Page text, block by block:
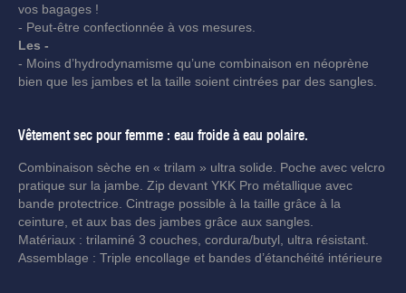
vos bagages !
- Peut-être confectionnée à vos mesures.
Les -
- Moins d’hydrodynamisme qu’une combinaison en néoprène
bien que les jambes et la taille soient cintrées par des sangles.
Vêtement sec pour femme : eau froide à eau polaire.
Combinaison sèche en « trilam » ultra solide. Poche avec velcro
pratique sur la jambe. Zip devant YKK Pro métallique avec
bande protectrice. Cintrage possible à la taille grâce à la
ceinture, et aux bas des jambes grâce aux sangles.
Matériaux : trilaminé 3 couches, cordura/butyl, ultra résistant.
Assemblage : Triple encollage et bandes d’étanchéité intérieure